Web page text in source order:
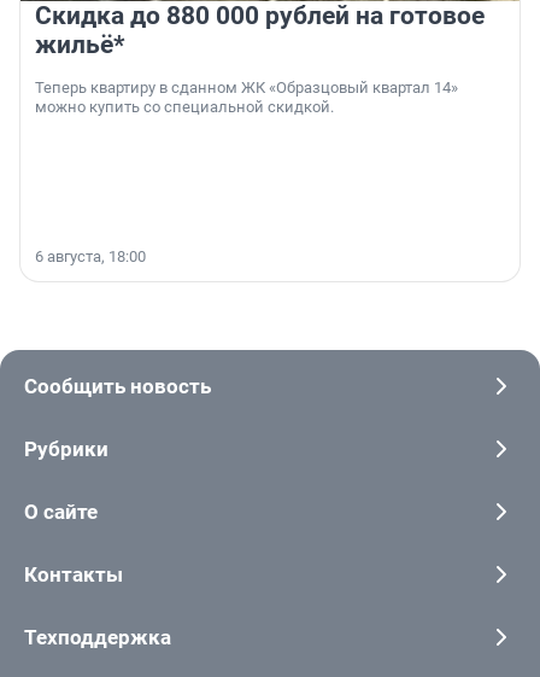
Скидка до 880 000 рублей на готовое
жильё*
Теперь квартиру в сданном ЖК «Образцовый квартал 14»
можно купить со специальной скидкой.
6 августа, 18:00
Сообщить новость
Рубрики
О сайте
Контакты
Техподдержка